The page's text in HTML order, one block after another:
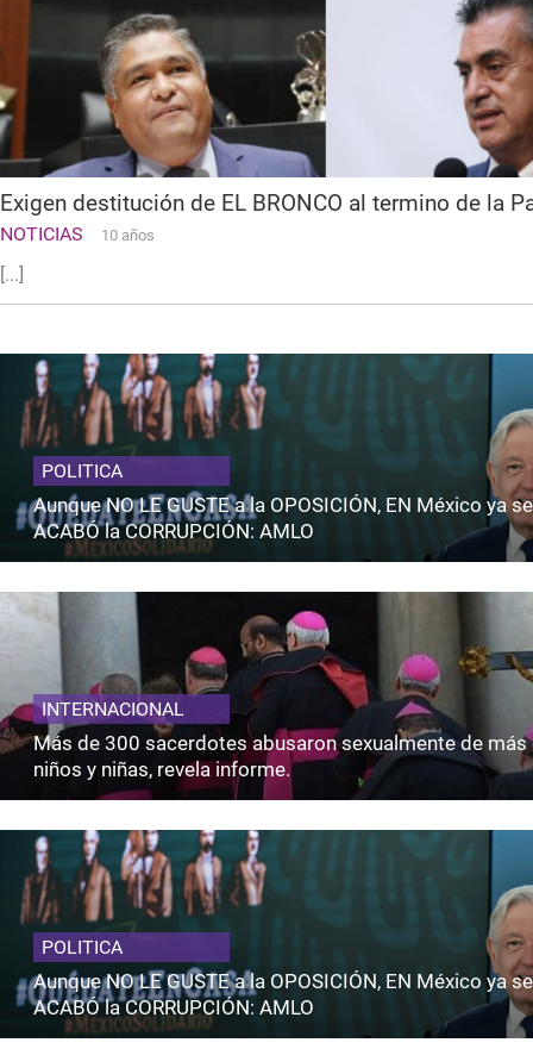
Exigen destitución de EL BRONCO al termino de la
NOTICIAS 10 años
[...]
POLITICA
Aunque NO LE GUSTE a la OPOSICIÓN, EN México ya se
ACABÓ la CORRUPCIÓN: AMLO
INTERNACIONAL
Más de 300 sacerdotes abusaron sexualmente de más
niños y niñas, revela informe.
POLITICA
Aunque NO LE GUSTE a la OPOSICIÓN, EN México ya se
ACABÓ la CORRUPCIÓN: AMLO